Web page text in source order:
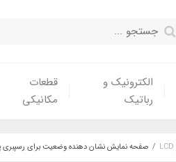
الکترونیک و
رباتیک
قطعات
مکانیکی
صفحه نمایش نشان دهنده وضعیت برای رسپبری